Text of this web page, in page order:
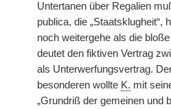
Untertanen über Regalien
publica, die „Staatsklugheit“,
noch weitergehe als die
deutet den fiktiven Vertrag
als Unterwerfungsvertrag.
besonderen wollte K. mit
„Grundriß der gemeinen und